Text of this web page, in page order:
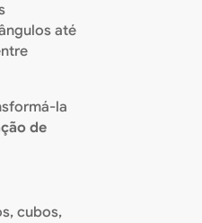
até
la
de
cubos,